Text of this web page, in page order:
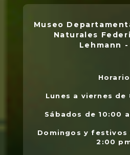
Museo
Naturales
Lehmann
Horario
Lunes a viernes de
Sábados de 10:00
Domingos y festivos
2:00